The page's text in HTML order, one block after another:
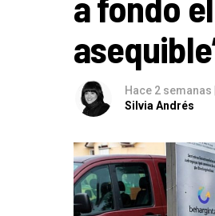
Hace 2 semanas
Silvia Andrés